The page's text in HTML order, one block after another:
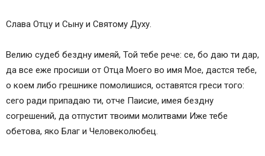
Слава Отцу и Сыну и Святому Духу.
Велию судеб бездну имеяй, Той тебе рече: се, бо даю ти дар,
да все еже просиши от Отца Моего во имя Мое, дастся тебе,
о коем либо грешнике помолишися, оставятся греси того:
сего ради припадаю ти, отче Паисие, имея бездну
согрешений, да отпустит твоими молитвами Иже тебе
обетова, яко Благ и Человеколюбец.